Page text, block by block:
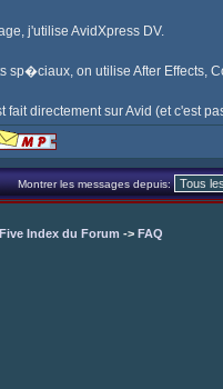
j'utilise AvidXpress DV.
sp�ciaux, on utilise After Effects,
fait directement sur Avid (et c'est
Montrer les messages depuis:
Index du Forum -> FAQ